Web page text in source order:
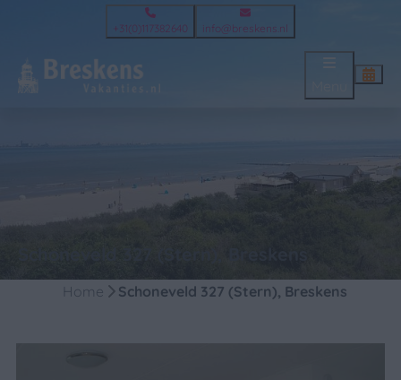
+31(0)117382640 info@breskens.nl
Home Schoneveld 327 (Stern), Breskens